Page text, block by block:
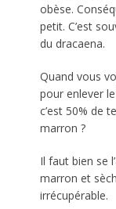
obèse.
petit. C’est
du dracaena.
Quand vous
pour enlever
c’est 50% de
marron ?
Il faut bien se
marron et
irrécupérable.